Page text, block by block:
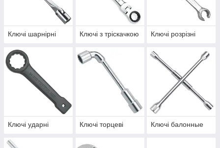
Ключі шарнірні Ключі з тріскачкою Ключі розрізні
Ключі ударні Ключі торцеві Ключі балонные